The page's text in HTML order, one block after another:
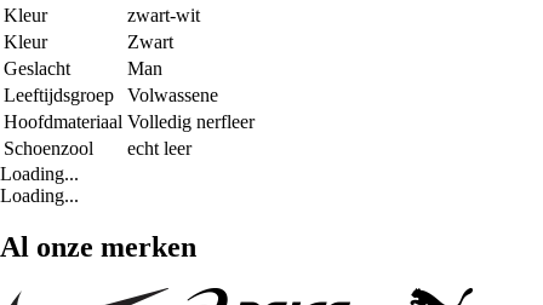
Kleur
zwart-wit
Kleur
Zwart
Geslacht
Man
Leeftijdsgroep
Volwassene
Hoofdmateriaal Volledig nerfleer
Schoenzool
echt leer
Loading...
Loading...
Al onze merken